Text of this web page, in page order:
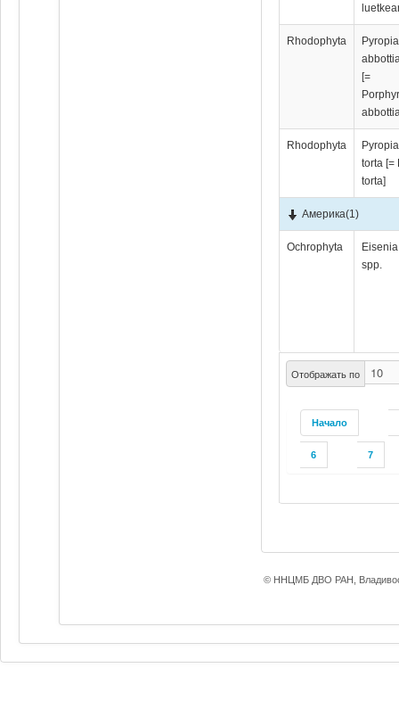
Отображать по
Начало
6 7
Rhodophyta
Pyropia
[=
Rhodophyta
Pyropia
torta [=
torta]
Америка(1)
Ochrophyta
Eisenia
spp.
© ННЦМБ ДВО РАН,